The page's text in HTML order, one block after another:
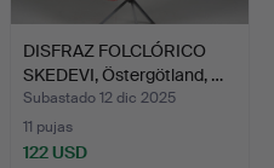
DISFRAZ FOLCLÓRICO
SKEDEVI, Östergötland, …
Subastado 12 dic 2025
11 pujas
122 USD